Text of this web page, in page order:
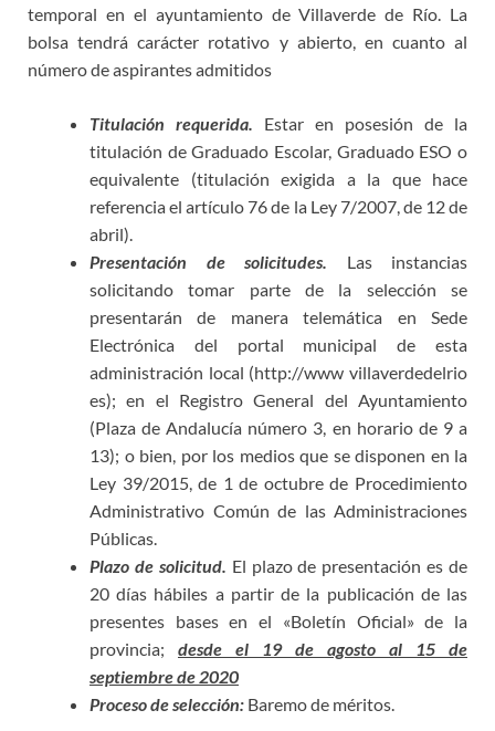
temporal en el ayuntamiento de Villaverde de Río. La
bolsa tendrá carácter rotativo y abierto, en cuanto al
número de aspirantes admitidos
Titulación requerida. Estar en posesión de la
titulación de Graduado Escolar, Graduado ESO o
equivalente (titulación exigida a la que hace
referencia el artículo 76 de la Ley 7/2007, de 12 de
abril).
Presentación de solicitudes.
Las instancias
solicitando tomar parte de la selección se
presentarán de manera telemática en Sede
Electrónica del portal municipal de esta
administración local (http://www villaverdedelrio
es); en el Registro General del Ayuntamiento
(Plaza de Andalucía número 3, en horario de 9 a
13); o bien, por los medios que se disponen en la
Ley 39/2015, de 1 de octubre de Procedimiento
Administrativo Común de las Administraciones
Públicas.
Plazo de solicitud. El plazo de presentación es de
20 días hábiles a partir de la publicación de las
presentes bases en el «Boletín Oficial» de la
provincia; desde el 19 de agosto al 15 de
septiembre de 2020
Proceso de selección: Baremo de méritos.